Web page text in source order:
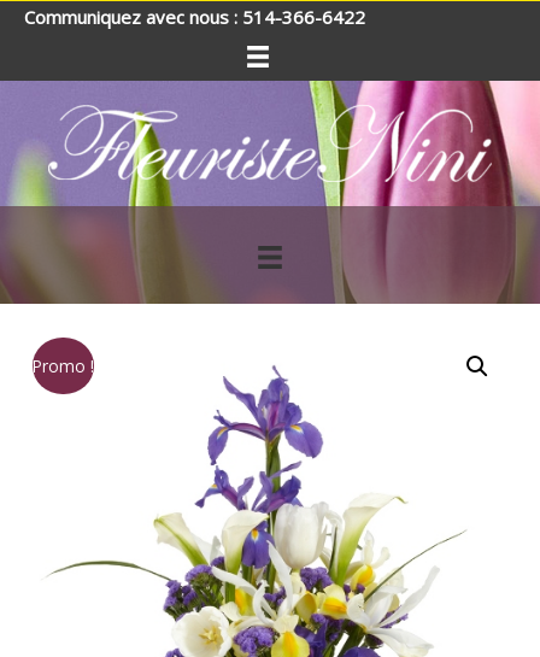
Communiquez avec nous : 514-366-6422
Promo !